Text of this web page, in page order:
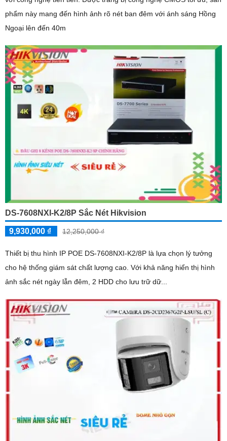
phẩm này mang đến hình ảnh rõ nét ban đêm với ánh sáng Hồng
Ngoại lên đến 40m
DS-7608NXI-K2/8P Sắc Nét Hikvision
9,930,000 ₫ 12,250,000 ₫
Thiết bị thu hình IP POE DS-7608NXI-K2/8P là lựa chọn lý tưởng
cho hệ thống giám sát chất lượng cao. Với khả năng hiển thị hình
ảnh sắc nét ngày lẫn đêm, 2 HDD cho lưu trữ dữ...